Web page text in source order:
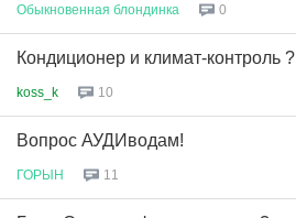
Обыкновенная блондинка 0
Кондиционер и климат-контроль ?
koss_k 10
Вопрос АУДИводам!
ГОРЫН 11